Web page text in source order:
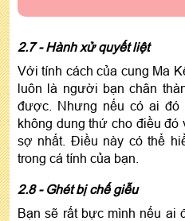
2.7 - Hành xử quyết liệt
Với tính cách của cung Ma
luôn là người bạn chân
được. Nhưng nếu có ai đó
không dung thứ cho điều đó
sợ nhất. Điều này có thể
trong cá tính của bạn.
2.8 - Ghét bị chế giễu
Bạn sẽ rất bực mình nếu ai